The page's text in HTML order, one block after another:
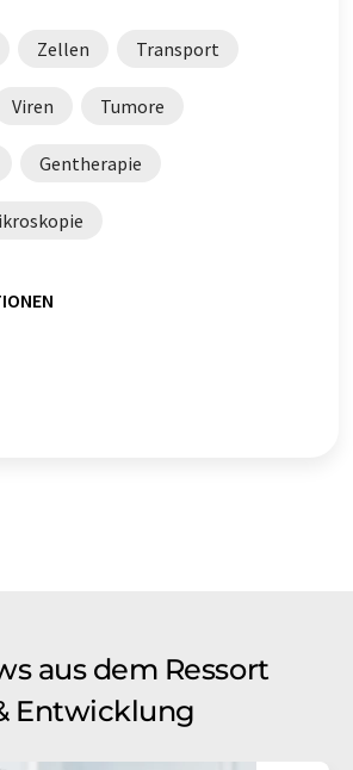
Zellen Transport
Viren Tumore
Gentherapie
aus dem Ressort
Entwicklung